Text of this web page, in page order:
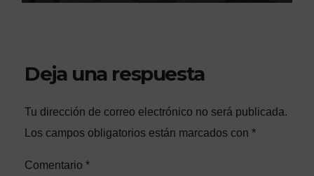
Deja una respuesta
Tu dirección de correo electrónico no será publicada.
Los campos obligatorios están marcados con *
Comentario *